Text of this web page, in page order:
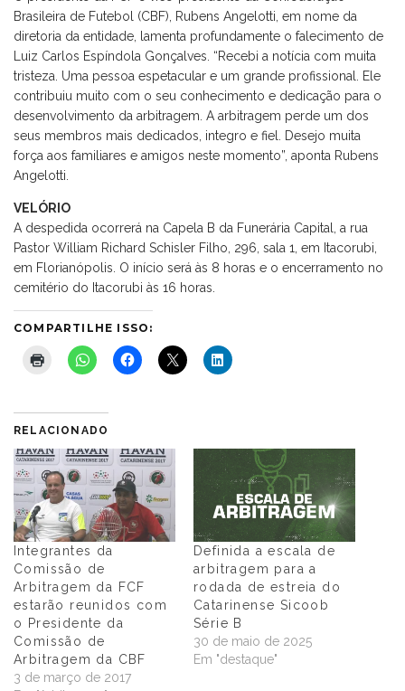
Brasileira de Futebol (CBF), Rubens Angelotti, em nome da
diretoria da entidade, lamenta profundamente o falecimento de
Luiz Carlos Espíndola Gonçalves. “Recebi a notícia com muita
tristeza. Uma pessoa espetacular e um grande profissional. Ele
contribuiu muito com o seu conhecimento e dedicação para o
desenvolvimento da arbitragem. A arbitragem perde um dos
seus membros mais dedicados, integro e fiel. Desejo muita
força aos familiares e amigos neste momento”, aponta Rubens
Angelotti.
VELÓRIO
A despedida ocorrerá na Capela B da Funerária Capital, a rua
Pastor William Richard Schisler Filho, 296, sala 1, em Itacorubi,
em Florianópolis. O início será às 8 horas e o encerramento no
cemitério do Itacorubi às 16 horas.
COMPARTILHE ISSO:
RELACIONADO
Integrantes da
Comissão de
Arbitragem da FCF
estarão reunidos com
o Presidente da
Comissão de
Arbitragem da CBF
3 de março de 2017
Definida a escala de
arbitragem para a
rodada de estreia do
Catarinense Sicoob
Série B
30 de maio de 2025
Em "destaque"